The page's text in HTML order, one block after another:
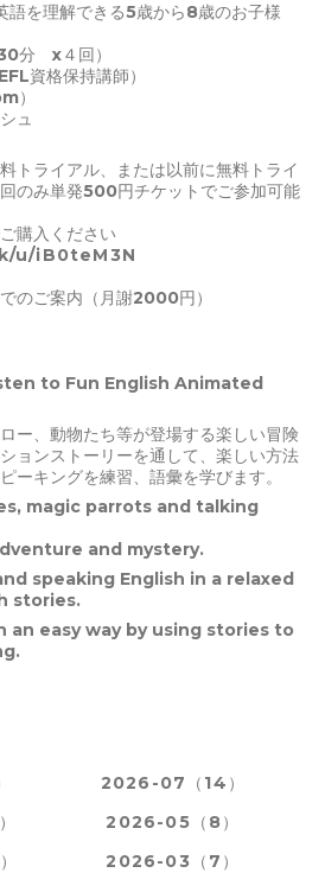
語を理解できる5歳から8歳のお子様
分 x４回）
資格保持講師）
）
ュ
トライアル、または以前に無料トライ
のみ単発500円チケットでご参加可能
購入ください
u/iB0teM3N
のご案内（月謝2000円）
to Fun English Animated
ー、動物たち等が登場する楽しい冒険
ョンストーリーを通して、楽しい方法
ーキングを練習、語彙を学びます。
magic parrots and talking
and mystery.
speaking English in a relaxed
stories.
an easy way by using stories to
2026-07（14）
2026-05（8）
2026-03（7）